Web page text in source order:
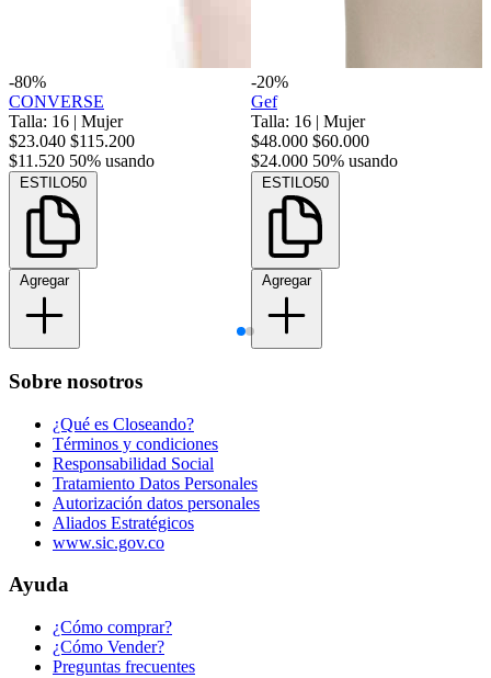
-80%
CONVERSE
Talla: 16 | Mujer
$23.040 $115.200
$11.520 50% usando
ESTILO50
Agregar
-20%
Gef
Talla: 16 | Mujer
$48.000 $60.000
$24.000 50% usando
ESTILO50
Agregar
Sobre nosotros
¿Qué es Closeando?
Términos y condiciones
Responsabilidad Social
Tratamiento Datos Personales
Autorización datos personales
Aliados Estratégicos
www.sic.gov.co
Ayuda
¿Cómo comprar?
¿Cómo Vender?
Preguntas frecuentes